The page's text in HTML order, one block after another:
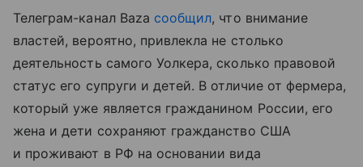
Телеграм-канал Baza сообщил, что внимание
властей, вероятно, привлекла не столько
деятельность самого Уолкера, сколько правовой
статус его супруги и детей. В отличие от фермера,
который уже является гражданином России, его
жена и дети сохраняют гражданство США
и проживают в РФ на основании вида